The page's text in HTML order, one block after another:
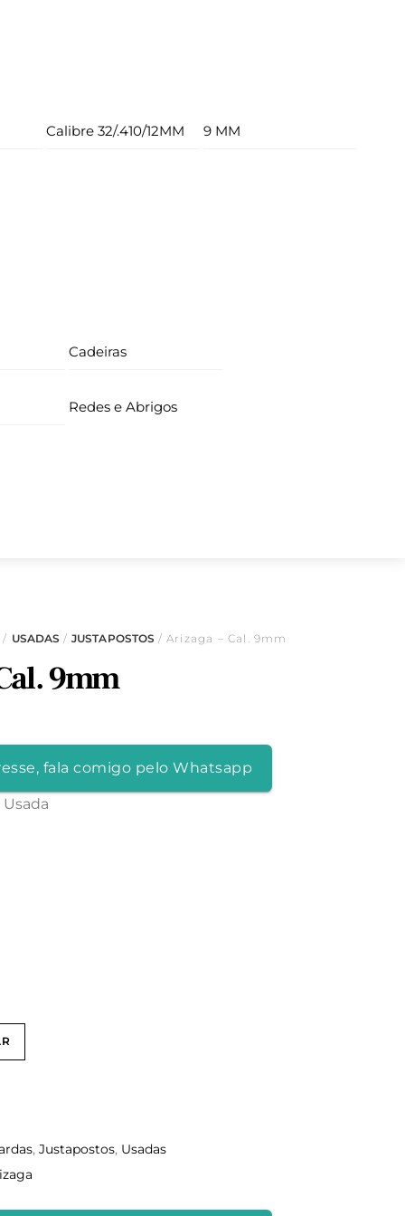
Calibre 32/.410/12MM 9 MM
Cadeiras
Redes e Abrigos
/ USADAS /JUSTAPOSTOS / Arizaga – Cal. 9mm
9mm
fala comigo pelo Whatsapp
Usada
,Justapostos, Usadas